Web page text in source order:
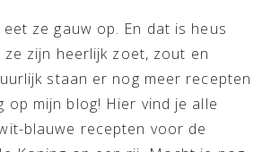
eet ze gauw op. En dat is heus
zijn heerlijk zoet, zout en
staan er nog meer recepten
op mijn blog! Hier vind je alle
blauwe recepten voor de